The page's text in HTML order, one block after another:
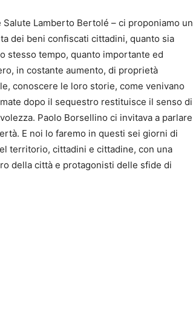
Salute Lamberto Bertolé – ci proponiamo un
dei beni confiscati cittadini, quanto sia
stesso tempo, quanto importante ed
in costante aumento, di proprietà
conoscere le loro storie, come venivano
dopo il sequestro restituisce il senso di
Paolo Borsellino ci invitava a parlare
E noi lo faremo in questi sei giorni di
territorio, cittadini e cittadine, con una
della città e protagonisti delle sfide di